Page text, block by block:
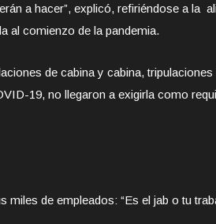
a hacer”, explicó, refiriéndose a la
al comienzo de la pandemia.
de cabina y cabina, tripulaciones
19, no llegaron a exigirla como
de empleados: “Es el jab o tu